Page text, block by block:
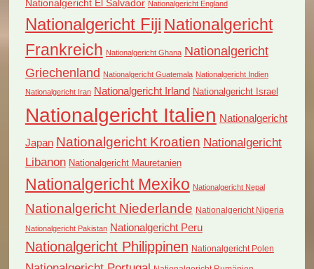
Nationalgericht El Salvador Nationalgericht England
Nationalgericht Fiji Nationalgericht
Frankreich Nationalgericht Ghana Nationalgericht
Griechenland Nationalgericht Guatemala Nationalgericht Indien
Nationalgericht Iran Nationalgericht Irland Nationalgericht Israel
Nationalgericht Italien Nationalgericht
Japan Nationalgericht Kroatien Nationalgericht
Libanon Nationalgericht Mauretanien
Nationalgericht Mexiko Nationalgericht Nepal
Nationalgericht Niederlande Nationalgericht Nigeria
Nationalgericht Pakistan Nationalgericht Peru
Nationalgericht Philippinen Nationalgericht Polen